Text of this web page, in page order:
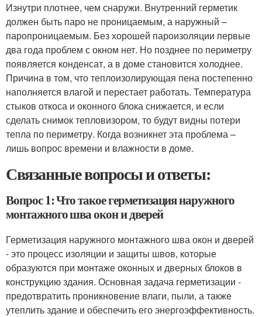
Изнутри плотнее, чем снаружи. Внутренний герметик
должен быть паро не проницаемым, а наружный –
паропроницаемым. Без хорошей пароизоляции первые
два года проблем с окном нет. Но позднее по периметру
появляется конденсат, а в доме становится холоднее.
Причина в том, что теплоизолирующая пена постепенно
наполняется влагой и перестает работать. Температура
стыков откоса и оконного блока снижается, и если
сделать снимок тепловизором, то будут видны потери
тепла по периметру. Когда возникнет эта проблема –
лишь вопрос времени и влажности в доме.
Связанные вопросы и ответы:
Вопрос 1: Что такое герметизация наружного
монтажного шва окон и дверей
Герметизация наружного монтажного шва окон и дверей
- это процесс изоляции и защиты швов, которые
образуются при монтаже оконных и дверных блоков в
конструкцию здания. Основная задача герметизации -
предотвратить проникновение влаги, пыли, а также
утеплить здание и обеспечить его энергоэффективность.